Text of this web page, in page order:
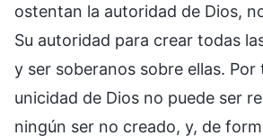
ostentan la autoridad de Dios,
Su autoridad para crear todas
y ser soberanos sobre ellas. Por
unicidad de Dios no puede ser
ningún ser no creado, y, de